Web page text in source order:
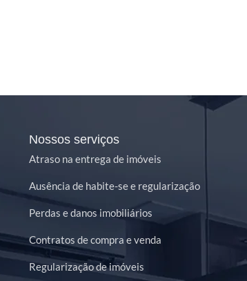
Nossos serviços
Atraso na entrega de imóveis
Ausência de habite-se e regularização
Perdas e danos imobiliários
Contratos de compra e venda
Regularização de imóveis